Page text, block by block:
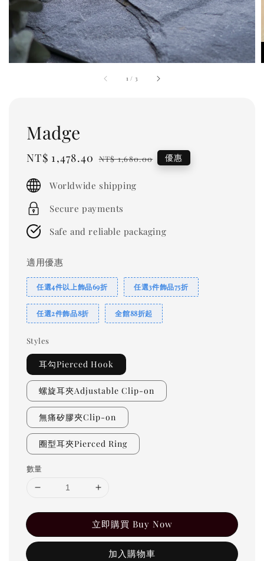
1 / 3
Madge
Sale
NT$ 1,478.40 Regular
NT$ 1,680.00 優惠
Worldwide shipping
Secure payments
Safe and reliable packaging
適用優惠
任選4件以上飾品69折 任選3件飾品75折
任選2件飾品8折 全館88折起
Styles
耳勾Pierced Hook
螺旋耳夾Adjustable Clip-on
無痛矽膠夾Clip-on
圈型耳夾Pierced Ring
數量
立即購買 Buy Now
加入購物車